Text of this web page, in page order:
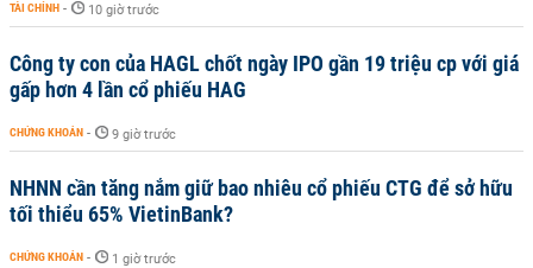
TÀI CHÍNH - 10 giờ trước
Công ty con của HAGL chốt ngày IPO gần 19 triệu cp với giá
gấp hơn 4 lần cổ phiếu HAG
CHỨNG KHOÁN - 9 giờ trước
NHNN cần tăng nắm giữ bao nhiêu cổ phiếu CTG để sở hữu
tối thiểu 65% VietinBank?
CHỨNG KHOÁN - 1 giờ trước